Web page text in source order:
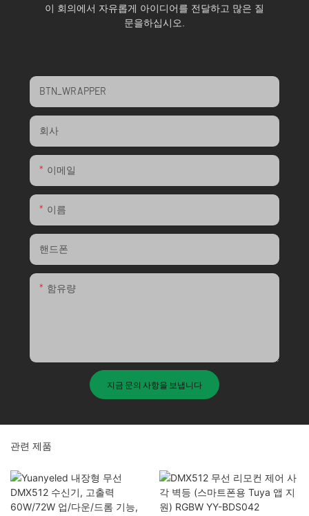
이 회의에서 자유롭게 아이디어를 전달하고 많은 질
문을하십시오.
BTN_WRAPPER
회사
이메일
이름
핸드폰
함유량
지금 문의 사항을 보냅니다
관련 제품